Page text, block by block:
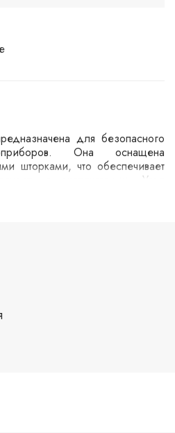
для безопасного
Она оснащена
шторками, что обеспечивает
в эксплуатации. Угол
90 градусов, что может быть